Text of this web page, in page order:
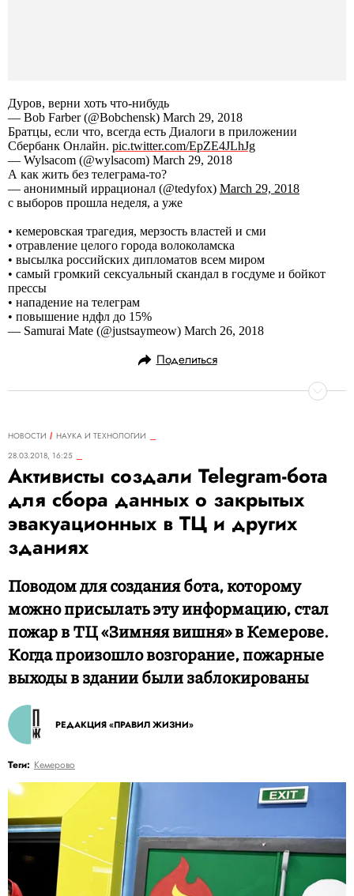
Дуров, верни хоть что-нибудь
— Bob Farber (@Bobchensk) March 29, 2018
Братцы, если что, всегда есть Диалоги в приложении
Сбербанк Онлайн. pic.twitter.com/EpZE4JLhJg
— Wylsacom (@wylsacom) March 29, 2018
А как жить без телеграма-то?
— анонимный иррационал (@tedyfox) March 29, 2018
с выборов прошла неделя, а уже
• кемеровская трагедия, мерзость властей и сми
• отравление целого города волоколамска
• высылка российских дипломатов всем миром
• самый громкий сексуальный скандал в госдуме и бойкот
прессы
• нападение на телеграм
• повышение ндфл до 15%
— Samurai Mate (@justsaymeow) March 26, 2018
Поделиться
НОВОСТИ
НАУКА И ТЕХНОЛОГИИ
28.03.2018, 16:25
Активисты создали Telegram-бота
для сбора данных о закрытых
эвакуационных в ТЦ и других
зданиях
Поводом для создания бота, которому
можно присылать эту информацию, стал
пожар в ТЦ «Зимняя вишня» в Кемерове.
Когда произошло возгорание, пожарные
выходы в здании были заблокированы
РЕДАКЦИЯ «ПРАВИЛ ЖИЗНИ»
Теги: Кемерово